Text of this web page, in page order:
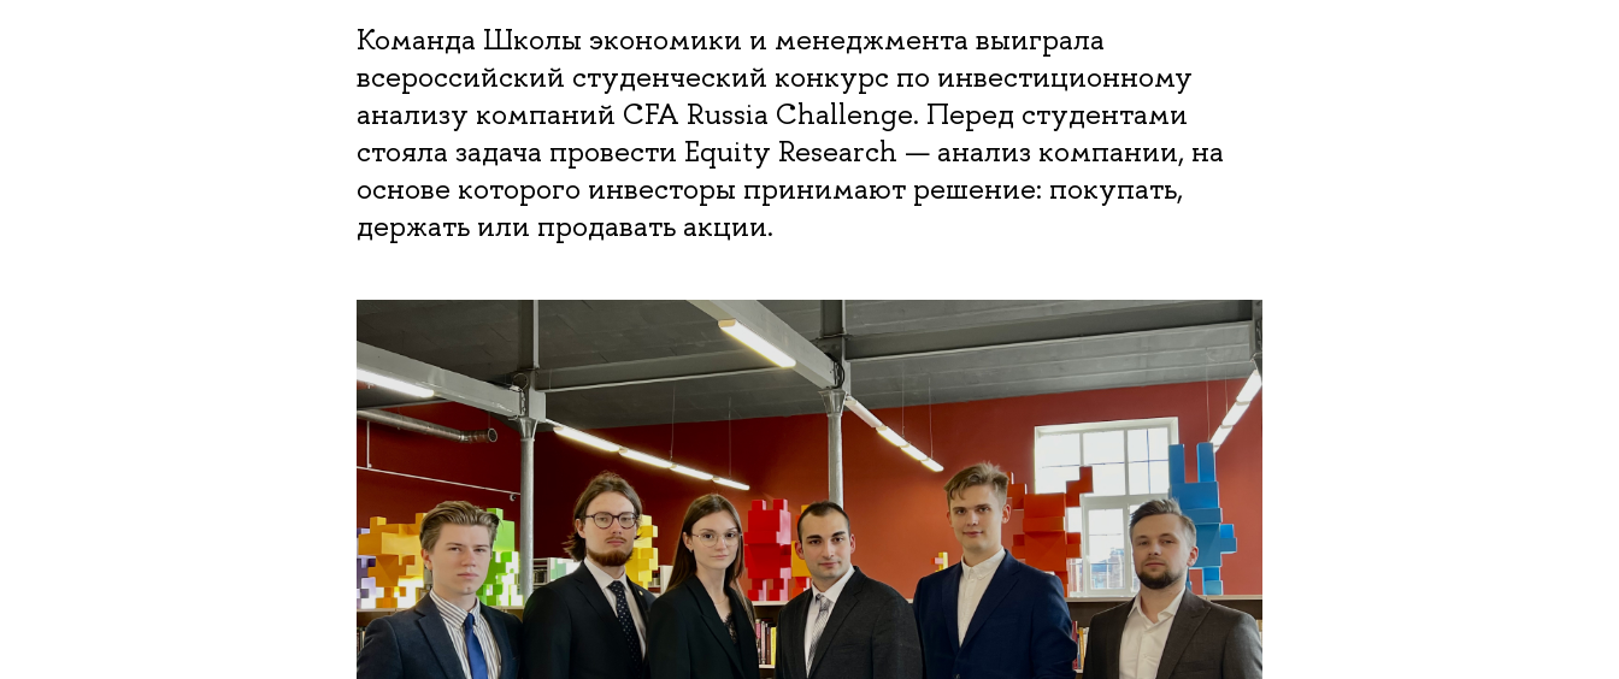
Команда Школы экономики и менеджмента выиграла
всероссийский студенческий конкурс по инвестиционному
анализу компаний CFA Russia Challenge. Перед студентами
стояла задача провести Equity Research — анализ компании, на
основе которого инвесторы принимают решение: покупать,
держать или продавать акции.